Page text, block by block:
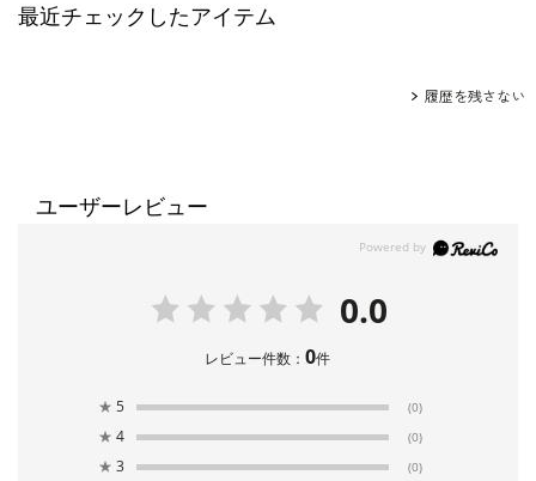
最近チェックしたアイテム
履歴を残さない
ユーザーレビュー
0.0
レビュー件数：0件
★ 5 (0)
★ 4 (0)
★ 3 (0)